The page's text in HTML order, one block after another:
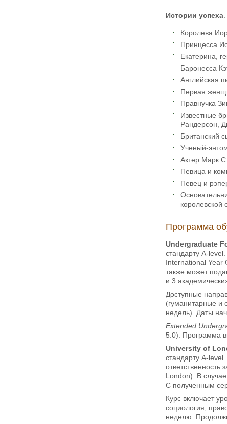
Истории успеха
Королева
Принцесса
Екатерина,
Баронесса
Английская
Первая
Правнучка
Известные
Рандерсон,
Британский
Ученый-
Актер Марк
Певица и
Певец и
королевской
Программа
Undergraduate
стандарту A-
International Year
также может
и 3
Доступные
(гуманитарные и
недель). Даты
Extended
5.0). Программа
University of
стандарту A-
ответственность
London). В
С полученным
Курс включает
социология,
неделю.